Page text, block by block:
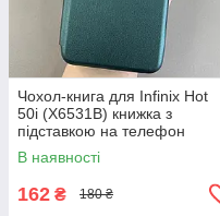
Чохол-книга для Infinix Hot
50i (X6531B) книжка з
підставкою на телефон
інфінікс хот 50і темно-зелена
stn
В наявності
162 ₴ 180 ₴